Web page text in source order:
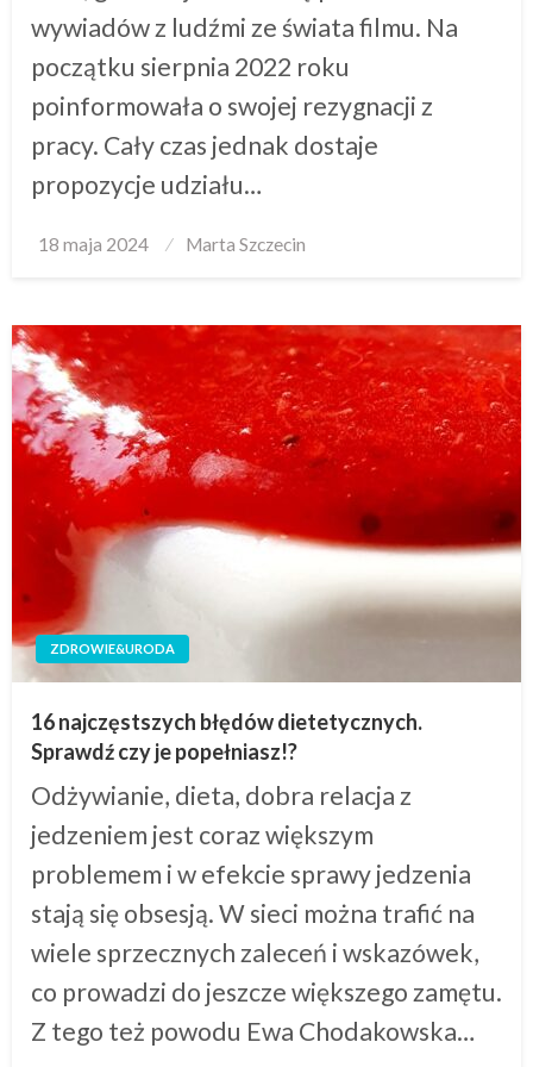
wywiadów z ludźmi ze świata filmu. Na
początku sierpnia 2022 roku
poinformowała o swojej rezygnacji z
pracy. Cały czas jednak dostaje
propozycje udziału…
Posted
18 maja 2024 Marta Szczecin
ZDROWIE&URODA
16 najczęstszych błędów dietetycznych.
Sprawdź czy je popełniasz!?
Odżywianie, dieta, dobra relacja z
jedzeniem jest coraz większym
problemem i w efekcie sprawy jedzenia
stają się obsesją. W sieci można trafić na
wiele sprzecznych zaleceń i wskazówek,
co prowadzi do jeszcze większego zamętu.
Z tego też powodu Ewa Chodakowska…